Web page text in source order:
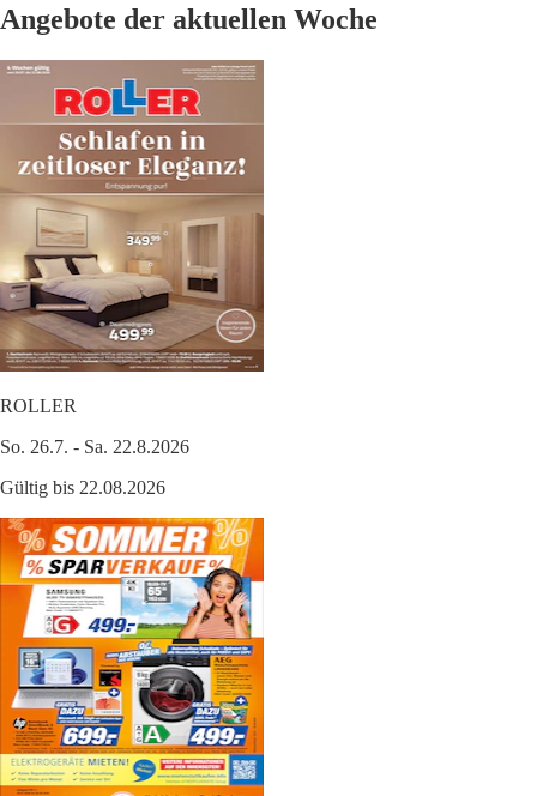
Angebote der aktuellen Woche
ROLLER
So. 26.7. - Sa. 22.8.2026
Gültig bis 22.08.2026